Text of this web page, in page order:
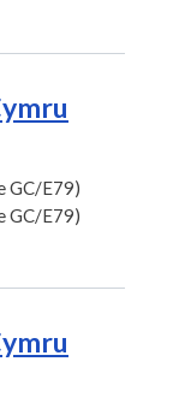
GC/E79)
GC/E79)